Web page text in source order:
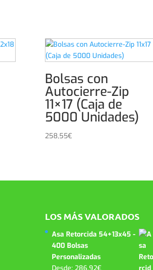
Bolsas con
Autocierre-Zip
11×17 (Caja de
5000 Unidades)
258,55€
LOS MÁS VALORADOS
Asa Retorcida 54+13x45 -
400 Bolsas
Personalizadas